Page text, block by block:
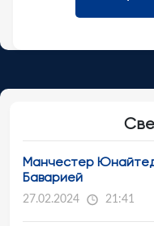
Манчестер
Баварией
27.02.2024 21:41